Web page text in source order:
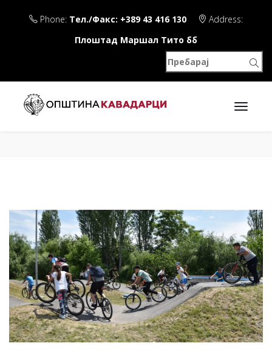
Phone: Тел./Факс: +389 43 416 130
Address:
Плоштад Маршал Тито бб